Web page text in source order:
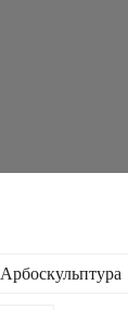
Арбоскульптура